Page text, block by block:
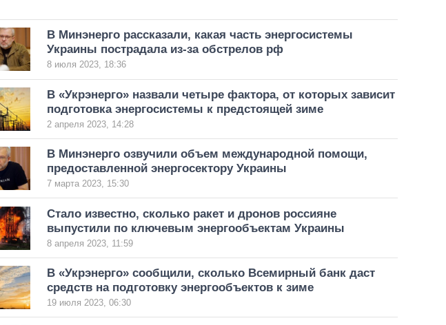
В Минэнерго рассказали, какая часть энергосистемы
Украины пострадала из-за обстрелов рф
8 июля 2023, 18:36
В «Укрэнерго» назвали четыре фактора, от которых зависит
подготовка энергосистемы к предстоящей зиме
2 апреля 2023, 14:28
В Минэнерго озвучили объем международной помощи,
предоставленной энергосектору Украины
7 марта 2023, 15:30
Стало известно, сколько ракет и дронов россияне
выпустили по ключевым энергообъектам Украины
8 апреля 2023, 11:59
В «Укрэнерго» сообщили, сколько Всемирный банк даст
средств на подготовку энергообъектов к зиме
19 июля 2023, 06:30